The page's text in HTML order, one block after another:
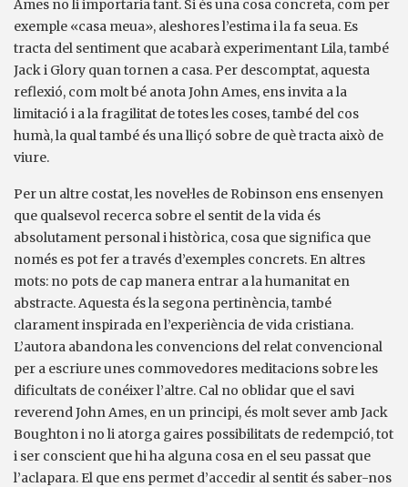
Ames no li importaria tant. Si és una cosa concreta, com per
exemple «casa meua», aleshores l’estima i la fa seua. Es
tracta del sentiment que acabarà experimentant Lila, també
Jack i Glory quan tornen a casa. Per descomptat, aquesta
reflexió, com molt bé anota John Ames, ens invita a la
limitació i a la fragilitat de totes les coses, també del cos
humà, la qual també és una lliçó sobre de què tracta això de
viure.
Per un altre costat, les novel·les de Robinson ens ensenyen
que qualsevol recerca sobre el sentit de la vida és
absolutament personal i històrica, cosa que significa que
només es pot fer a través d’exemples concrets. En altres
mots: no pots de cap manera entrar a la humanitat en
abstracte. Aquesta és la segona pertinència, també
clarament inspirada en l’experiència de vida cristiana.
L’autora abandona les convencions del relat convencional
per a escriure unes commovedores meditacions sobre les
dificultats de conéixer l’altre. Cal no oblidar que el savi
reverend John Ames, en un principi, és molt sever amb Jack
Boughton i no li atorga gaires possibilitats de redempció, tot
i ser conscient que hi ha alguna cosa en el seu passat que
l’aclapara. El que ens permet d’accedir al sentit és saber-nos